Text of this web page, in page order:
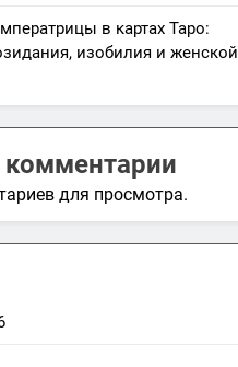
в картах Таро:
изобилия и женской
для просмотра.